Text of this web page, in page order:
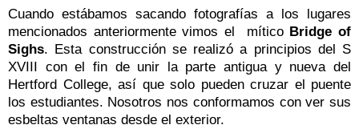
Cuando estábamos sacando fotografías a los lugares
mencionados anteriormente vimos el mítico Bridge of
Sighs. Esta construcción se realizó a principios del S
XVIII con el fin de unir la parte antigua y nueva del
Hertford College, así que solo pueden cruzar el puente
los estudiantes. Nosotros nos conformamos con ver sus
esbeltas ventanas desde el exterior.